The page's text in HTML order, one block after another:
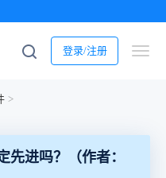
登录/注册
>
先进吗？（作者：